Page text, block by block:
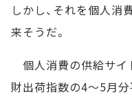
しかし、それを個人消
来そうだ。
個人消費の供給サイ
財出荷指数の4～5月